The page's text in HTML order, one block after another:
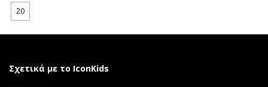
20
Σχετικά με το IconKids